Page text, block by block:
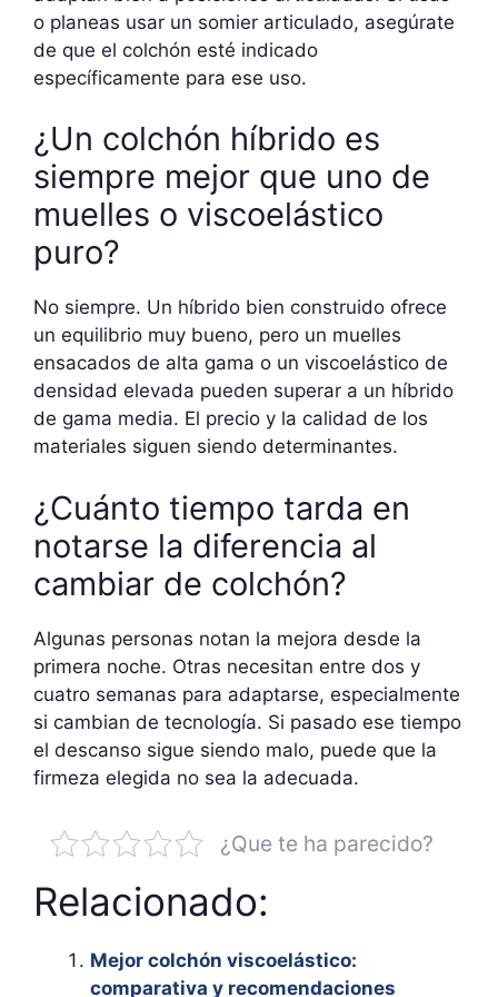
o planeas usar un somier articulado, asegúrate
de que el colchón esté indicado
específicamente para ese uso.
¿Un colchón híbrido es
siempre mejor que uno de
muelles o viscoelástico
puro?
No siempre. Un híbrido bien construido ofrece
un equilibrio muy bueno, pero un muelles
ensacados de alta gama o un viscoelástico de
densidad elevada pueden superar a un híbrido
de gama media. El precio y la calidad de los
materiales siguen siendo determinantes.
¿Cuánto tiempo tarda en
notarse la diferencia al
cambiar de colchón?
Algunas personas notan la mejora desde la
primera noche. Otras necesitan entre dos y
cuatro semanas para adaptarse, especialmente
si cambian de tecnología. Si pasado ese tiempo
el descanso sigue siendo malo, puede que la
firmeza elegida no sea la adecuada.
¿Que te ha parecido?
Relacionado:
Mejor colchón viscoelástico:
comparativa y recomendaciones